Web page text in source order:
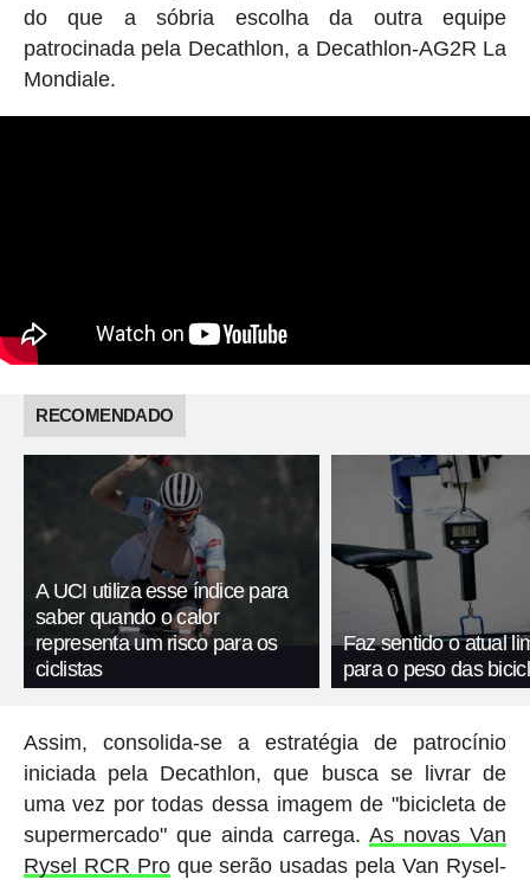
do que a sóbria escolha da outra equipe
patrocinada pela Decathlon, a Decathlon-AG2R La
Mondiale.
RECOMENDADO
A UCI utiliza esse índice para
saber quando o calor
representa um risco para os
ciclistas
Faz sentido o atual
para o peso das
Assim, consolida-se a estratégia de patrocínio
iniciada pela Decathlon, que busca se livrar de
uma vez por todas dessa imagem de "bicicleta de
supermercado" que ainda carrega.As novas Van
Rysel RCR Proque serão usadas pela Van Rysel-